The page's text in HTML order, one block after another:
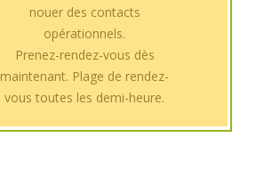
nouer des contacts
opérationnels.
Prenez-rendez-vous dès
maintenant. Plage de rendez-
vous toutes les demi-heure.